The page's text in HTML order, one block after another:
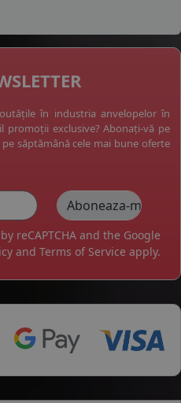
în industria anvelopelor în
promoții exclusive? Abonați-vă pe
săptămână cele mai bune oferte
reCAPTCHA and the Google
and Terms of Service apply.